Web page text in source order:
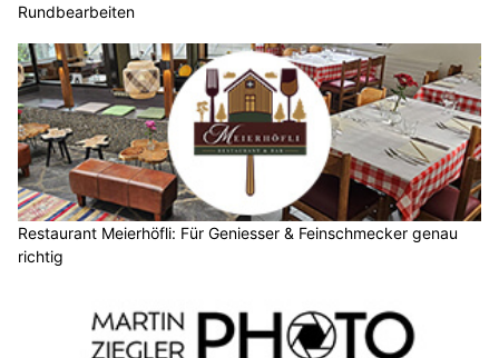
Rundbearbeiten
Restaurant Meierhöfli: Für Geniesser & Feinschmecker genau
richtig